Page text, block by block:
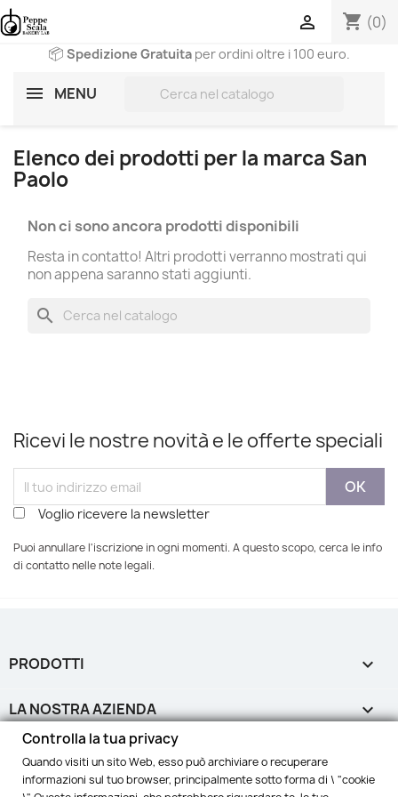
shopping_cart (0)

📦 Spedizione Gratuita per ordini oltre i 100 euro.
MENU
Elenco dei prodotti per la marca San
Paolo
Non ci sono ancora prodotti disponibili
Resta in contatto! Altri prodotti verranno mostrati qui
non appena saranno stati aggiunti.
search
Ricevi le nostre novità e le offerte speciali
Voglio ricevere la newsletter
Puoi annullare l'iscrizione in ogni momenti. A questo scopo, cerca le info
di contatto nelle note legali.
PRODOTTI 
LA NOSTRA AZIENDA 
IL TUO ACCOUNT
Controlla la tua privacy
Quando visiti un sito Web, esso può archiviare o recuperare
informazioni sul tuo browser, principalmente sotto forma di \ "cookie